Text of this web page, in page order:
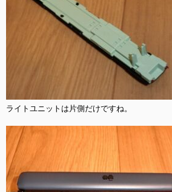
ライトユニットは片側だけですね。